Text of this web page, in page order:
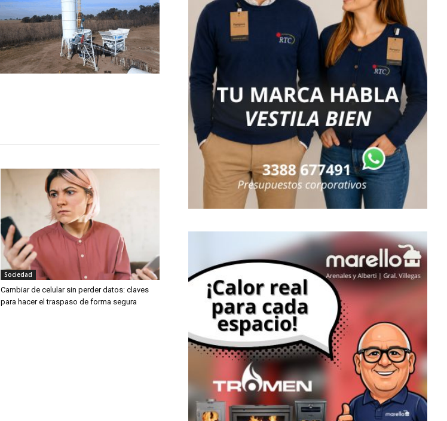
Sociedad
Cambiar de celular sin perder datos: claves
para hacer el traspaso de forma segura